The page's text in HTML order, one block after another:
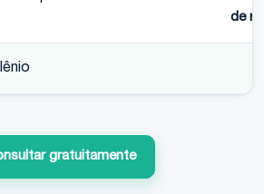
de
gratuitamente